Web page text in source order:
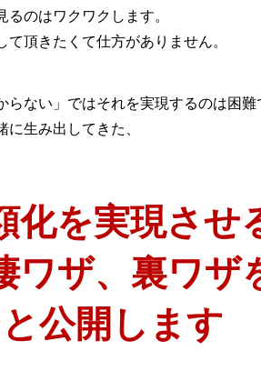
のはワクワクします。
頂きたくて仕方がありません。
らない」ではそれを実現するのは困難
生み出してきた、
化を実現させ
ワザ、裏ワザ
と公開します